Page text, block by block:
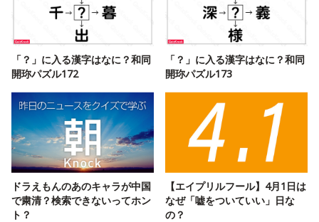
「？」に入る漢字はなに？和同
開珎パズル172
「？」に入る漢字はなに？和同
開珎パズル173
ドラえもんのあのキャラが中国
で粛清？検索できないってホン
ト？
【エイプリルフール】4月1日は
なぜ「嘘をついていい」日な
の？